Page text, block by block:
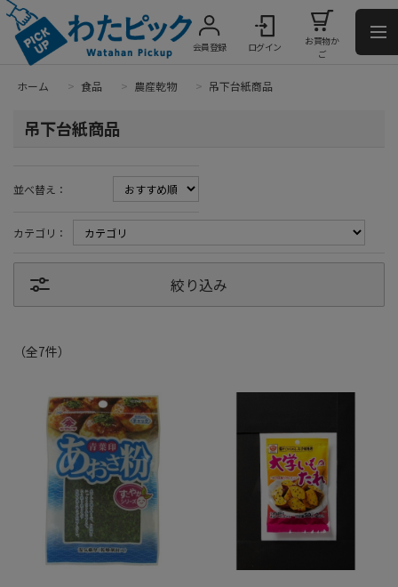
会員登録 ログイン
お買物か
ご
ホーム > 食品 > 農産乾物 > 吊下台紙商品
吊下台紙商品
並べ替え：
カテゴリ：
絞り込み
（全7件）